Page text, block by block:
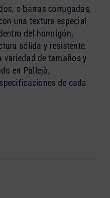
o barras corrugadas,
una textura especial
del hormigón,
sólida y resistente.
variedad de tamaños y
en Pallejà,
de cada